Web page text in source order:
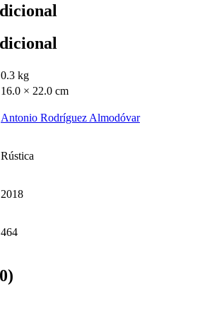
0.3 kg
16.0 × 22.0 cm
Antonio Rodríguez Almodóvar
Rústica
2018
464